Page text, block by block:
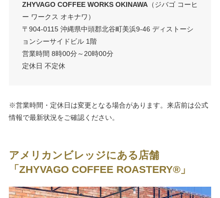
ZHYVAGO COFFEE WORKS OKINAWA（ジバゴ コーヒ
ー ワークス オキナワ）
〒904-0115 沖縄県中頭郡北谷町美浜9-46 ディストーシ
ョンシーサイドビル 1階
営業時間 8時00分～20時00分
定休日 不定休
※営業時間・定休日は変更となる場合があります。来店前は公式
情報で最新状況をご確認ください。
アメリカンビレッジにある店舗
「ZHYVAGO COFFEE ROASTERY®︎」